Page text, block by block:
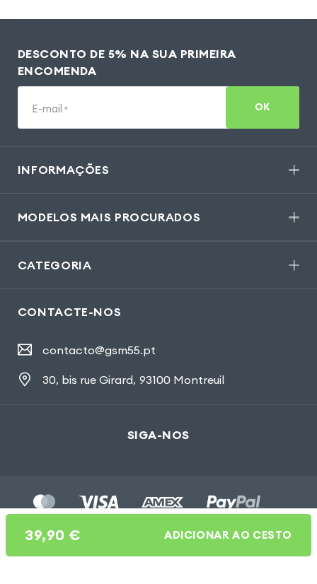
39,90 € ADICIONAR AO CESTO
DESCONTO DE 5% NA SUA PRIMEIRA
ENCOMENDA
E-mail * OK
INFORMAÇÕES
MODELOS MAIS PROCURADOS
CATEGORIA
CONTACTE-NOS
contacto@gsm55.pt
30, bis rue Girard, 93100 Montreuil
SIGA-NOS